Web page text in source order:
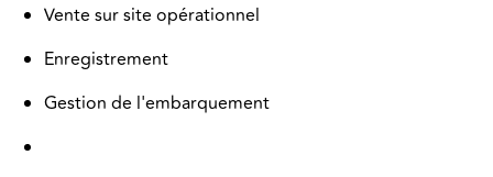
Vente sur site opérationnel
Enregistrement
Gestion de l'embarquement